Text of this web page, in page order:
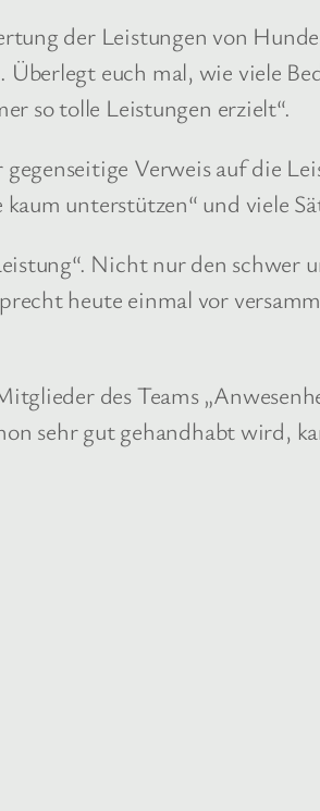
der Leistungen von
euch mal, wie viele
so tolle Leistungen erzielt“.
Verweis auf die
unterstützen“ und viele
Nicht nur den schwer
heute einmal vor
des Teams
sehr gut gehandhabt wird,